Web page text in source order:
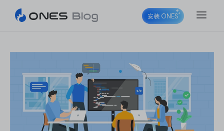
ONES Project
安装 ONES